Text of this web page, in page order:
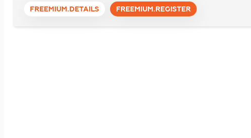
FREEMIUM.DETAILS FREEMIUM.REGISTER